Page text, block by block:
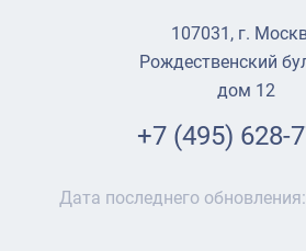
107031, г.
Рождественский
дом 12
+7 (495) 628-
Дата последнего обновления: